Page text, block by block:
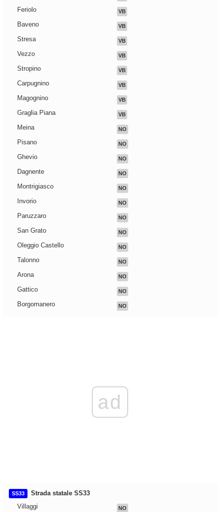
Feriolo VB
Baveno VB
Stresa VB
Vezzo VB
Stropino VB
Carpugnino VB
Magognino VB
Graglia Piana VB
Meina NO
Pisano NO
Ghevio NO
Dagnente NO
Montrigiasco NO
Invorio NO
Paruzzaro NO
San Grato NO
Oleggio Castello NO
Talonno NO
Arona NO
Gattico NO
Borgomanero NO
ad
SS33
Strada statale SS33
Villaggi
NO